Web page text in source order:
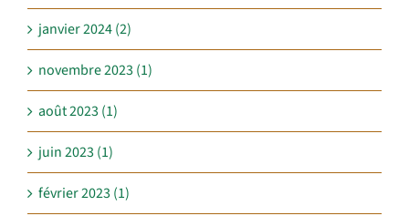
janvier 2024 (2)
novembre 2023 (1)
août 2023 (1)
juin 2023 (1)
février 2023 (1)